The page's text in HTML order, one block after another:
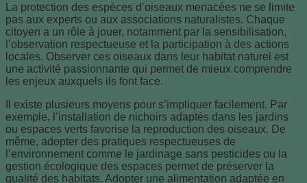
La protection des espèces d’oiseaux menacées ne se limite
pas aux experts ou aux associations naturalistes. Chaque
citoyen a un rôle à jouer, notamment par la sensibilisation,
l’observation respectueuse et la participation à des actions
locales. Observer ces oiseaux dans leur habitat naturel est
une activité passionnante qui permet de mieux comprendre
les enjeux auxquels ils font face.
Il existe plusieurs moyens pour s’impliquer facilement. Par
exemple, l’installation de nichoirs adaptés dans les jardins
ou espaces verts favorise la reproduction des oiseaux. De
même, adopter des pratiques respectueuses de
l’environnement comme le jardinage sans pesticides ou la
gestion écologique des espaces permet de préserver la
qualité des habitats. Adopter une alimentation adaptée en